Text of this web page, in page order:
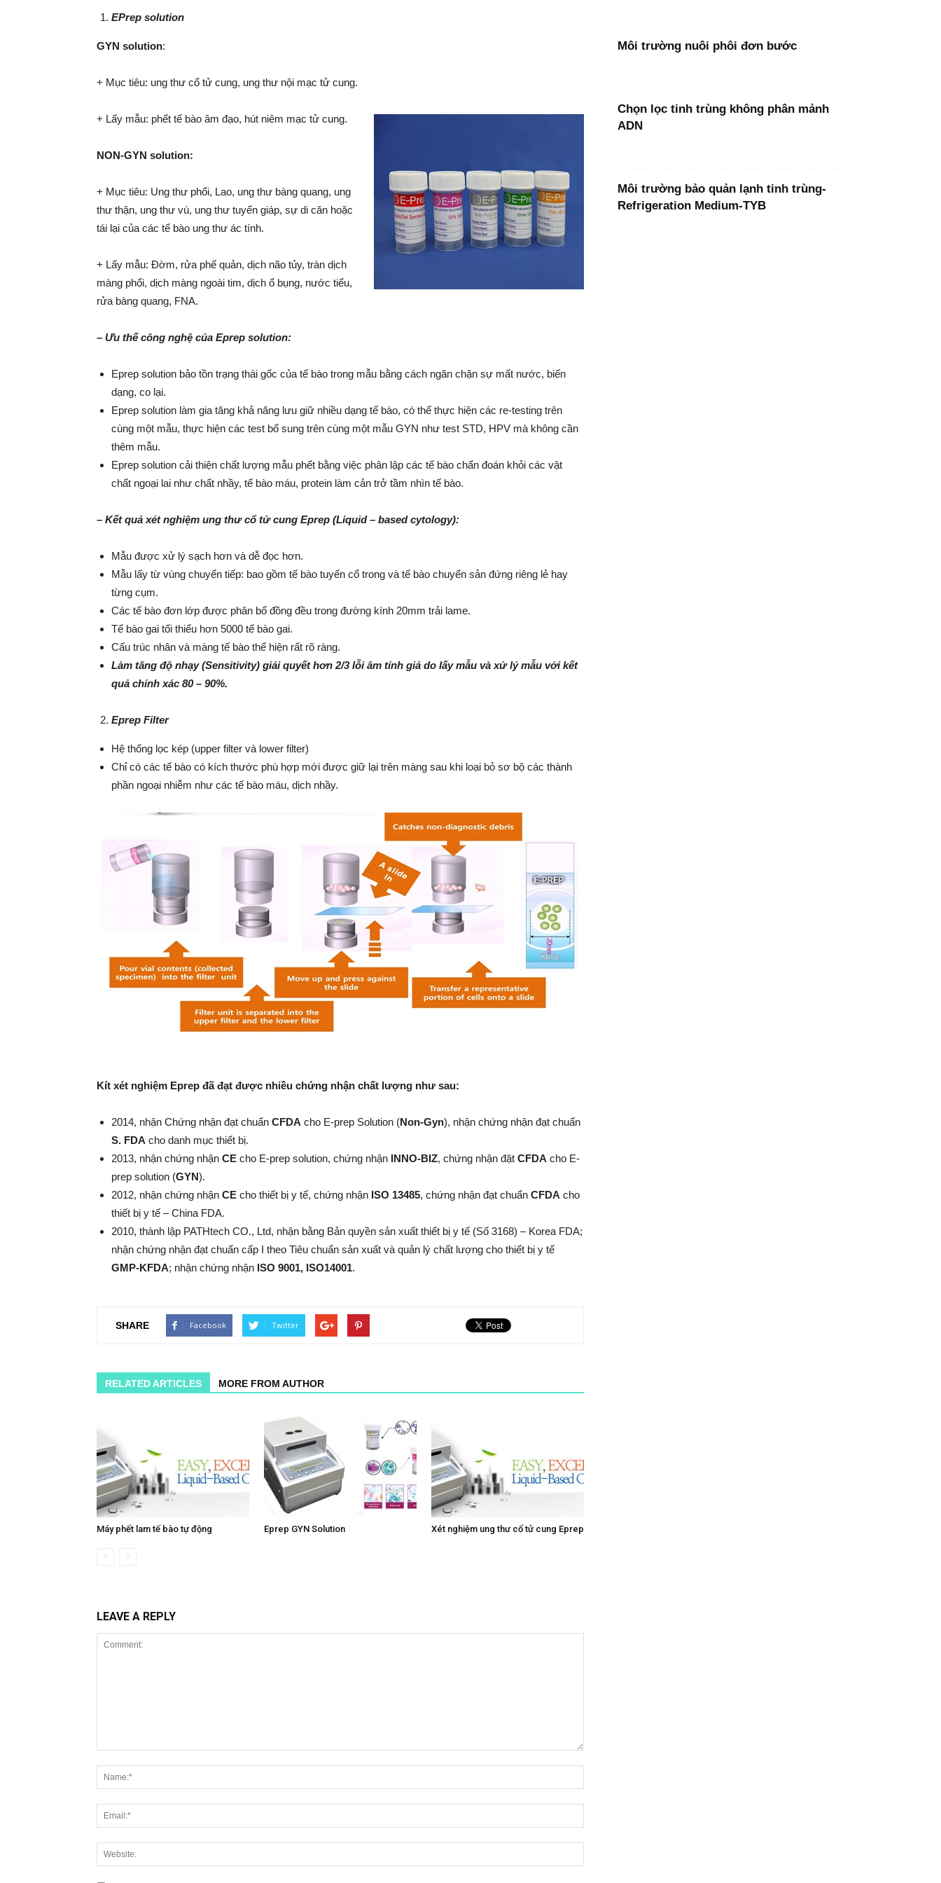
EPrep solution
GYN solution:
+ Mục tiêu: ung thư cổ tử cung, ung thư nội mạc tử cung.
+ Lấy mẫu: phết tế bào âm đạo, hút niêm mạc tử cung.
NON-GYN solution:
+ Mục tiêu: Ung thư phổi, Lao, ung thư bàng quang, ung
thư thận, ung thư vú, ung thư tuyến giáp, sự di căn hoặc
tái lại của các tế bào ung thư ác tính.
+ Lấy mẫu: Đờm, rửa phế quản, dịch não tủy, tràn dịch
màng phổi, dịch màng ngoài tim, dịch ổ bụng, nước tiểu,
rửa bàng quang, FNA.
– Ưu thế công nghệ của Eprep solution:
Eprep solution bảo tồn trạng thái gốc của tế bào trong mẫu bằng cách ngăn chặn sự mất nước, biến
dạng, co lại.
Eprep solution làm gia tăng khả năng lưu giữ nhiều dạng tế bào, có thể thực hiện các re-testing trên
cùng một mẫu, thực hiện các test bổ sung trên cùng một mẫu GYN như test STD, HPV mà không cần
thêm mẫu.
Eprep solution cải thiện chất lượng mẫu phết bằng việc phân lập các tế bào chẩn đoán khỏi các vật
chất ngoại lai như chất nhầy, tế bào máu, protein làm cản trở tầm nhìn tế bào.
– Kết quả xét nghiệm ung thư cổ tử cung Eprep (Liquid – based cytology):
Mẫu được xử lý sạch hơn và dễ đọc hơn.
Mẫu lấy từ vùng chuyển tiếp: bao gồm tế bào tuyến cổ trong và tế bào chuyển sản đứng riêng lẻ hay
từng cụm.
Các tế bào đơn lớp được phân bổ đồng đều trong đường kính 20mm trải lame.
Tế bào gai tối thiểu hơn 5000 tế bào gai.
Cấu trúc nhân và màng tế bào thể hiện rất rõ ràng.
Làm tăng độ nhạy (Sensitivity) giải quyết hơn 2/3 lỗi âm tính giả do lấy mẫu và xử lý mẫu với kết
quả chính xác 80 – 90%.
Eprep Filter
Hệ thống lọc kép (upper filter và lower filter)
Chỉ có các tế bào có kích thước phù hợp mới được giữ lại trên màng sau khi loại bỏ sơ bộ các thành
phần ngoại nhiễm như các tế bào máu, dịch nhầy.
Kít xét nghiệm Eprep đã đạt được nhiều chứng nhận chất lượng như sau:
2014, nhận Chứng nhận đạt chuẩn CFDA cho E-prep Solution (Non-Gyn), nhận chứng nhận đạt chuẩn
S. FDA cho danh mục thiết bị.
2013, nhận chứng nhận CE cho E-prep solution, chứng nhận INNO-BIZ, chứng nhận đặt CFDA cho E-
prep solution (GYN).
2012, nhận chứng nhận CE cho thiết bị y tế, chứng nhận ISO 13485, chứng nhận đạt chuẩn CFDA cho
thiết bị y tế – China FDA.
2010, thành lập PATHtech CO., Ltd, nhận bằng Bản quyền sản xuất thiết bị y tế (Số 3168) – Korea FDA;
nhận chứng nhận đạt chuẩn cấp I theo Tiêu chuẩn sản xuất và quản lý chất lượng cho thiết bị y tế
GMP-KFDA; nhận chứng nhận ISO 9001, ISO14001.
SHARE Facebook Twitter
RELATED ARTICLES MORE FROM AUTHOR
Máy phết lam tế bào tự động Eprep GYN Solution Xét nghiệm ung thư cổ tử cung Eprep
LEAVE A REPLY
Môi trường nuôi phôi đơn bước
Chọn lọc tinh trùng không phân mảnh
ADN
Môi trường bảo quản lạnh tinh trùng-
Refrigeration Medium-TYB